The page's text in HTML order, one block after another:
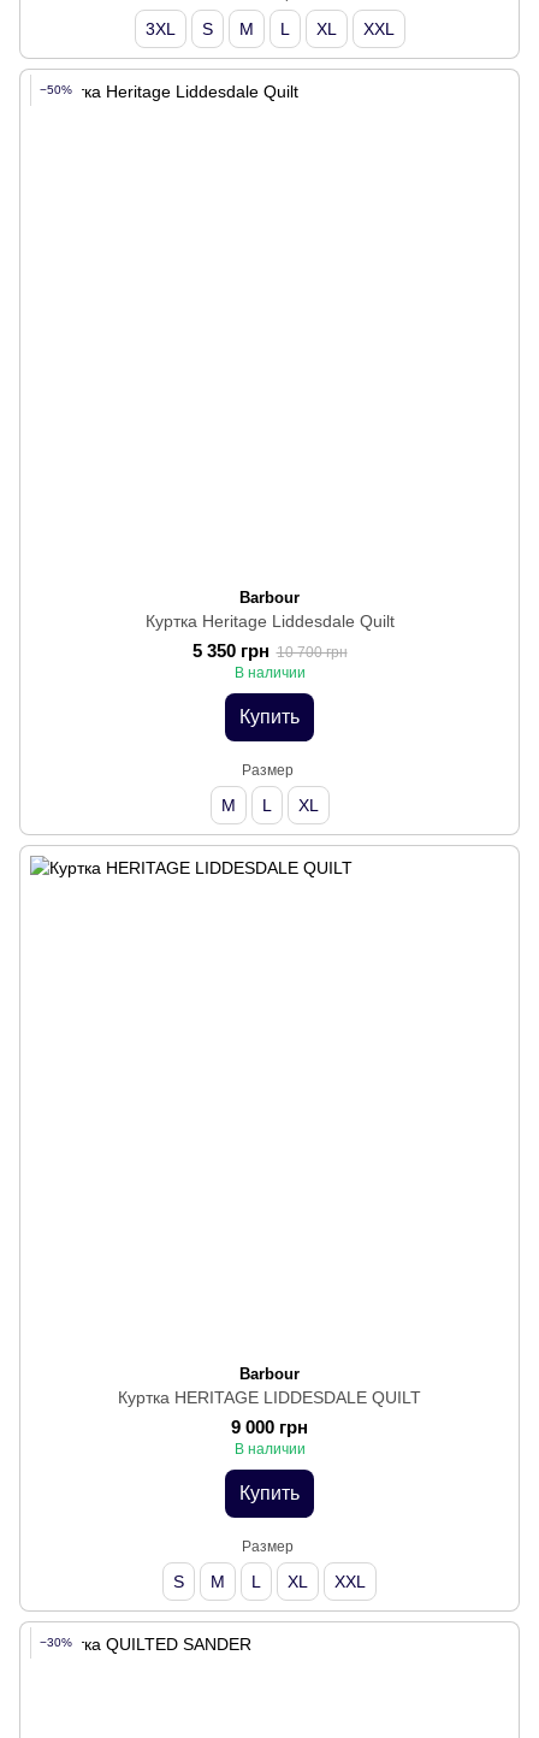
3XL S M L XL XXL
−50%
Barbour
Куртка Heritage Liddesdale Quilt
5 350 грн 10 700 грн
В наличии
Купить
Размер
M L XL
Barbour
Куртка HERITAGE LIDDESDALE QUILT
9 000 грн
В наличии
Купить
Размер
S M L XL XXL
−30%